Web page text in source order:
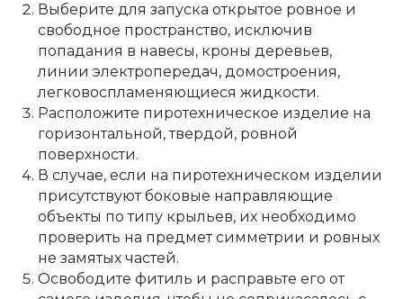
Выберите для запуска открытое ровное и
свободное пространство, исключив
попадания в навесы, кроны деревьев,
линии электропередач, домостроения,
легковоспламеняющиеся жидкости.
Расположите пиротехническое изделие на
горизонтальной, твердой, ровной
поверхности.
В случае, если на пиротехническом изделии
присутствуют боковые направляющие
объекты по типу крыльев, их необходимо
проверить на предмет симметрии и ровных
не замятых частей.
Освободите фитиль и расправьте его от